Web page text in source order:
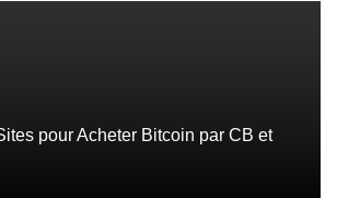
pour Acheter Bitcoin par CB et